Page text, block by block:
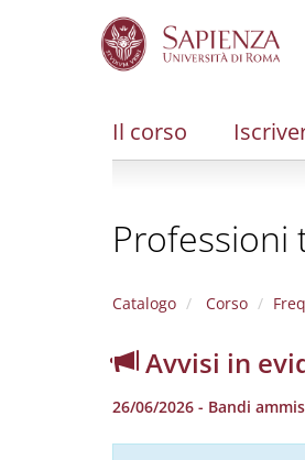
Il corso
Professioni
Catalogo Corso
Avvisi in
26/06/2026 - Bandi